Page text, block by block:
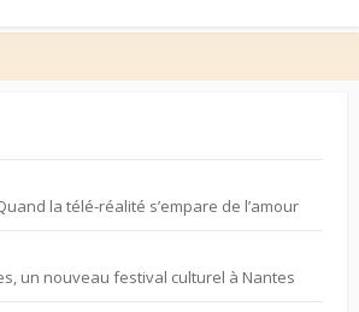
Quand la télé-réalité s’empare de l’amour
un nouveau festival culturel à Nantes